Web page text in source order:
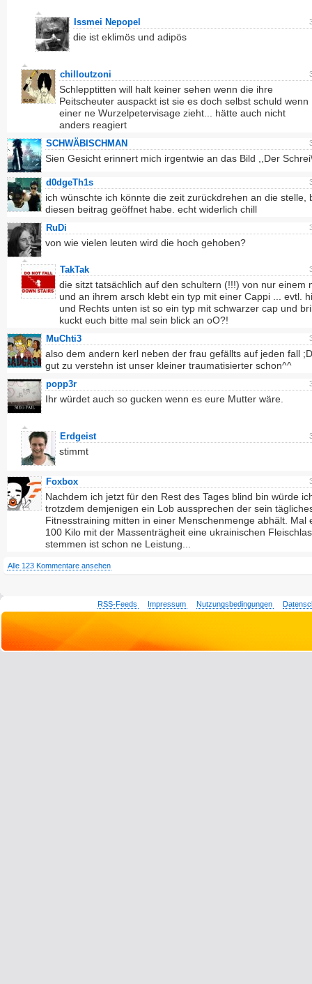
Issmei Nepopel
die ist eklimös und adipös
chilloutzoni
Schlepptitten will halt keiner sehen wenn die ihre
Peitscheuter auspackt ist sie es doch selbst schuld wenn
einer ne Wurzelpetervisage zieht... hätte auch nicht
anders reagiert
SCHWÄBISCHMAN
Sien Gesicht erinnert mich irgentwie an das Bild ,,Der
d0dgeTh1s
ich wünschte ich könnte die zeit zurückdrehen an die stelle,
diesen beitrag geöffnet habe. echt widerlich chill
RuDi
von wie vielen leuten wird die hoch gehoben?
TakTak
die sitzt tatsächlich auf den schultern (!!!) von nur einem
und an ihrem arsch klebt ein typ mit einer Cappi ... evtl.
und Rechts unten ist so ein typ mit schwarzer cap und
kuckt euch bitte mal sein blick an oO?!
MuChti3
also dem andern kerl neben der frau gefällts auf jeden fall
gut zu verstehn ist unser kleiner traumatisierter schon^^
popp3r
Ihr würdet auch so gucken wenn es eure Mutter wäre.
Erdgeist
stimmt
Foxbox
Nachdem ich jetzt für den Rest des Tages blind bin würde
trotzdem demjenigen ein Lob aussprechen der sein
Fitnesstraining mitten in einer Menschenmenge abhält. Mal
100 Kilo mit der Massenträgheit eine ukrainischen
stemmen ist schon ne Leistung...
Alle 123 Kommentare ansehen
RSS-Feeds Impressum Nutzungsbedingungen